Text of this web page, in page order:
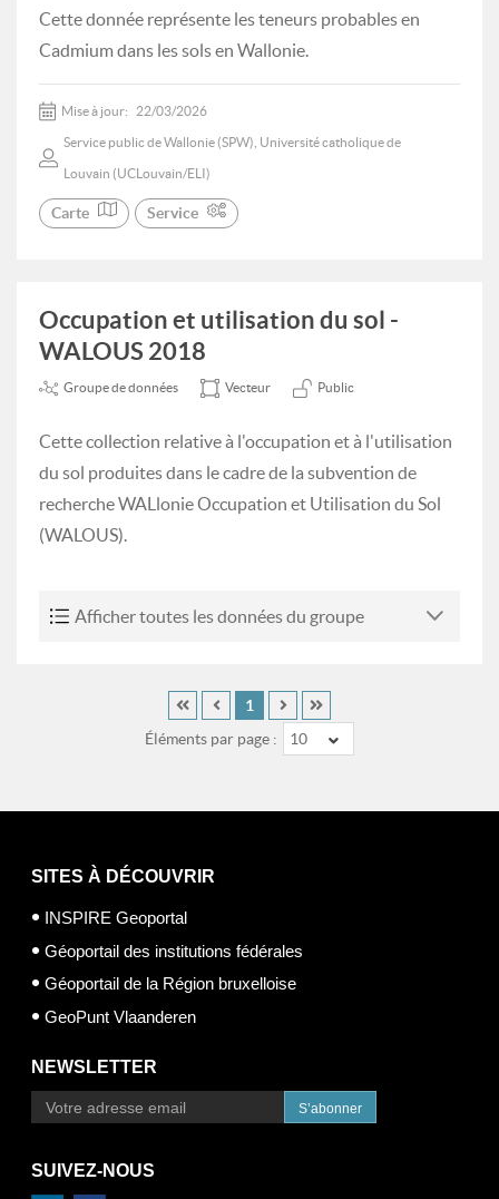
Cette donnée représente les teneurs probables en
Cadmium dans les sols en Wallonie.
Mise à jour: 22/03/2026
Service public de Wallonie (SPW), Université catholique de
Louvain (UCLouvain/ELI)
Carte Service
Occupation et utilisation du sol -
WALOUS 2018
Groupe de données Vecteur Public
Cette collection relative à l'occupation et à l'utilisation
du sol produites dans le cadre de la subvention de
recherche WALlonie Occupation et Utilisation du Sol
(WALOUS).
Afficher toutes les données du groupe
Éléments par page : 10
1
SITES À DÉCOUVRIR
INSPIRE Geoportal
Géoportail des institutions fédérales
Géoportail de la Région bruxelloise
GeoPunt Vlaanderen
NEWSLETTER
S’abonner
SUIVEZ-NOUS